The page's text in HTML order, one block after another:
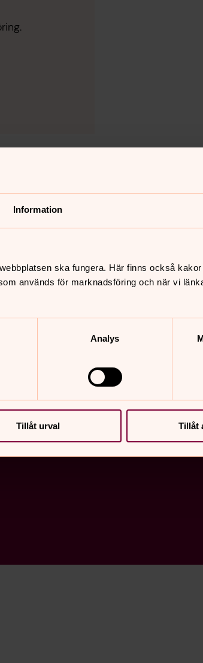
Information
ska fungera. Här finns också
används för marknadsföring och när vi
Analys
Tillåt urval Tillåt
med hög konstnärlig
livsåskådning. Vi finns här för
med dig. Vi ses!